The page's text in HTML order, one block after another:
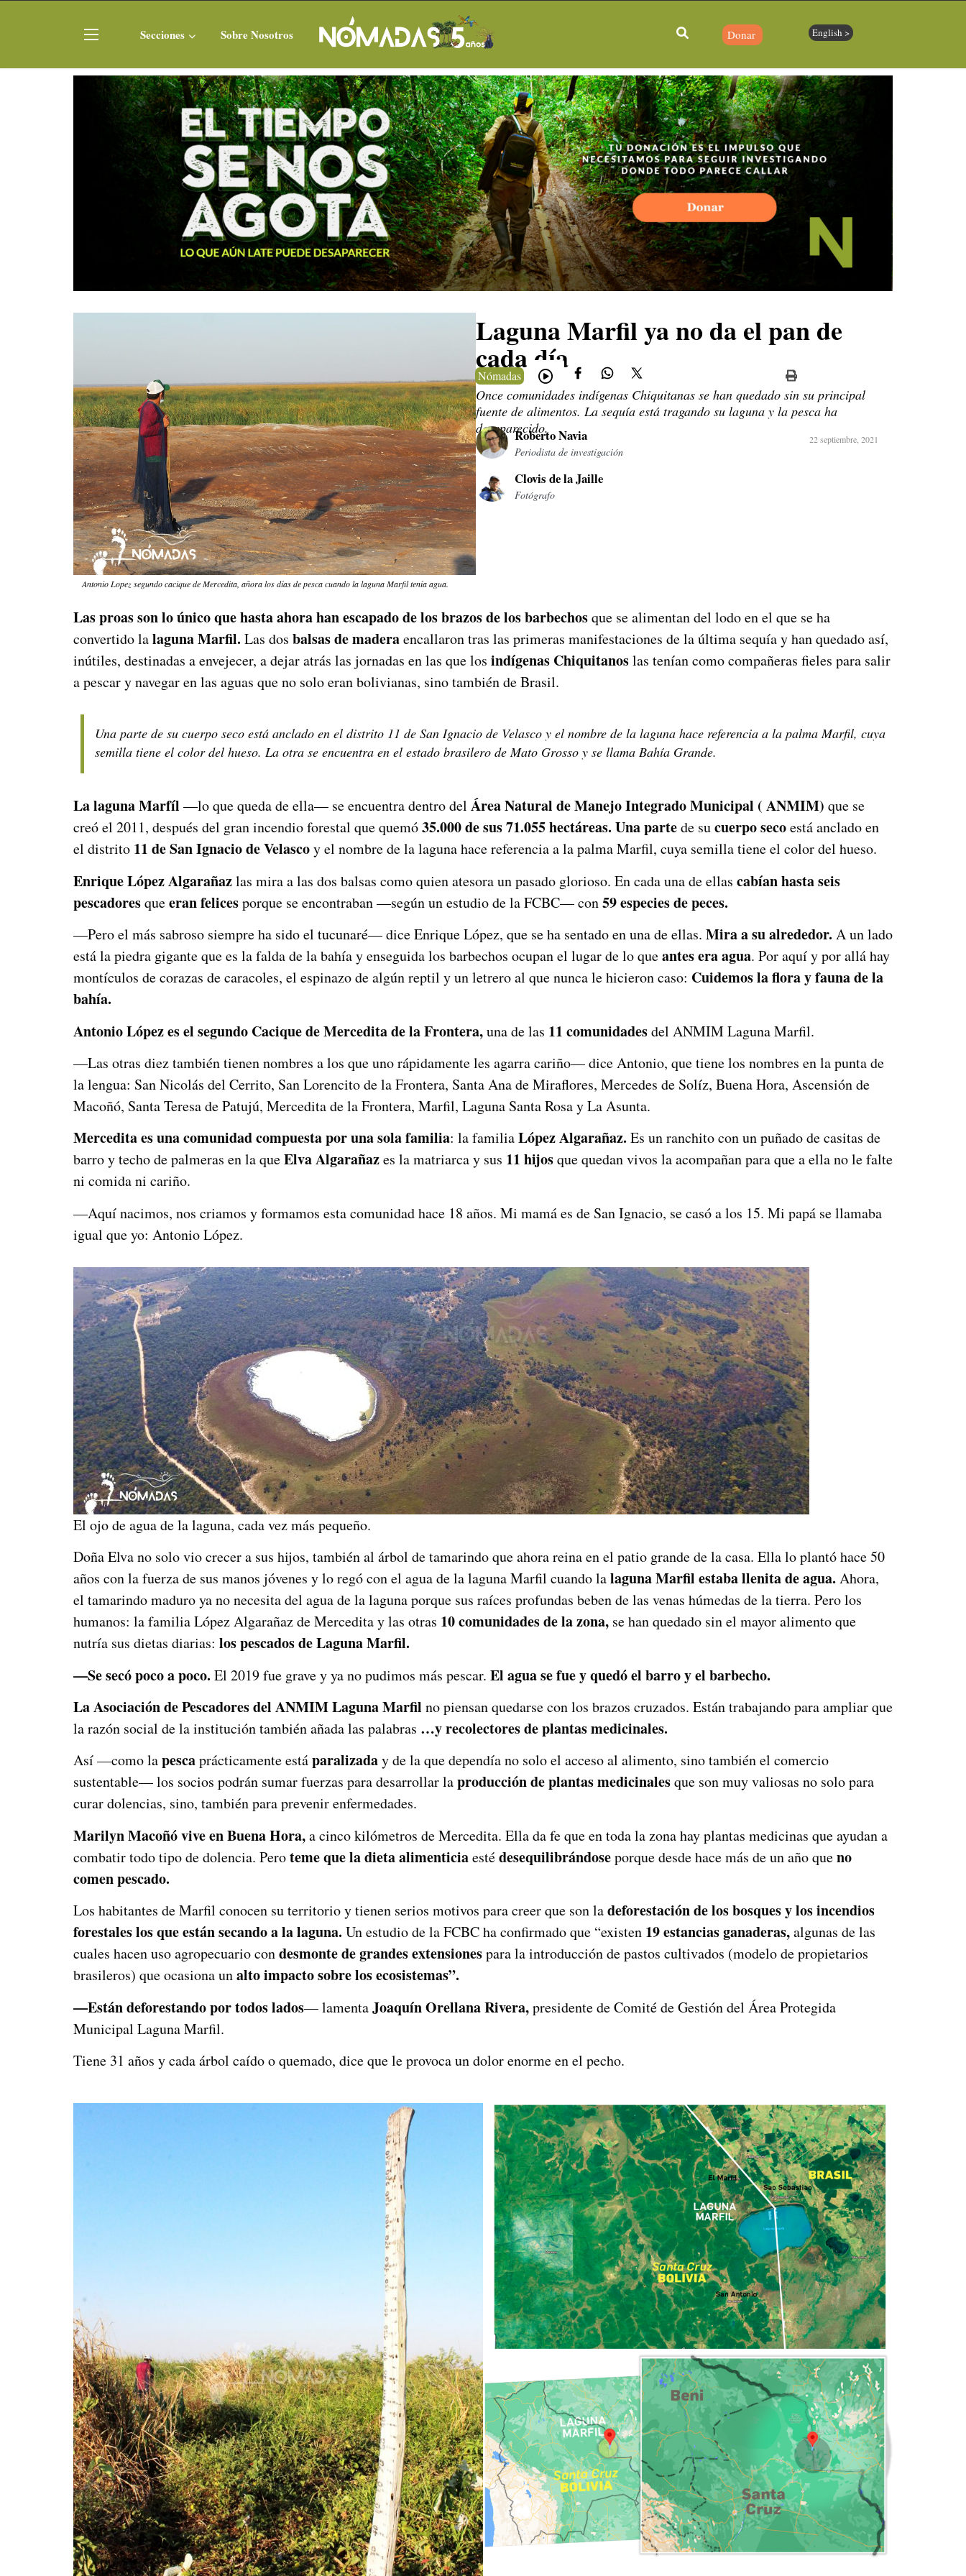
Secciones Sobre Nosotros Donar English >
Antonio Lopez segundo cacique de Mercedita, añora los días de pesca cuando la laguna Marfil tenía agua.
Laguna Marfil ya no da el pan de
cada día
Nómadas
Once comunidades indígenas Chiquitanas se han quedado sin su principal
fuente de alimentos. La sequía está tragando su laguna y la pesca ha
desaparecido.
22 septiembre, 2021
Roberto Navia
Periodista de investigación
Clovis de la Jaille
Fotógrafo
Las proas son lo único que hasta ahora han escapado de los brazos de los barbechosque se alimentan del lodo en el que se ha
convertido lalaguna Marfil. Las dos balsas de maderaencallaron tras las primeras manifestaciones de la última sequía y han quedado así,
inútiles, destinadas a envejecer, a dejar atrás las jornadas en las que los indígenas Chiquitanoslas tenían como compañeras fieles para salir
a pescar y navegar en las aguas que no solo eran bolivianas, sino también de Brasil.
Una parte de su cuerpo seco está anclado en el distrito 11 de San Ignacio de Velasco y el nombre de la laguna hace referencia a la palma Marfil, cuya
semilla tiene el color del hueso. La otra se encuentra en el estado brasilero de Mato Grosso y se llama Bahía Grande.
La laguna Marfíl —lo que queda de ella— se encuentra dentro del Área Natural de Manejo Integrado Municipal ( ANMIM) que se
creó el 2011, después del gran incendio forestal que quemó35.000 de sus 71.055 hectáreas. Una partede sucuerpo secoestá anclado en
el distrito 11 de San Ignacio de Velascoy el nombre de la laguna hace referencia a la palma Marfil, cuya semilla tiene el color del hueso.
Enrique López Algarañazlas mira a las dos balsas como quien atesora un pasado glorioso. En cada una de ellas cabían hasta seis
pescadoresqueeran felicesporque se encontraban —según un estudio de la FCBC— con59 especies de peces.
—Pero el más sabroso siempre ha sido el tucunaré— dice Enrique López, que se ha sentado en una de ellas. Mira a su alrededor. A un lado
está la piedra gigante que es la falda de la bahía y enseguida los barbechos ocupan el lugar de lo queantes era agua. Por aquí y por allá hay
montículos de corazas de caracoles, el espinazo de algún reptil y un letrero al que nunca le hicieron caso: Cuidemos la flora y fauna de la
bahía.
Antonio López es el segundo Cacique de Mercedita de la Frontera,una de las 11 comunidadesdel ANMIM Laguna Marfil.
—Las otras diez también tienen nombres a los que uno rápidamente les agarra cariño— dice Antonio, que tiene los nombres en la punta de
la lengua: San Nicolás del Cerrito, San Lorencito de la Frontera, Santa Ana de Miraflores, Mercedes de Solíz, Buena Hora, Ascensión de
Macoñó, Santa Teresa de Patujú, Mercedita de la Frontera, Marfil, Laguna Santa Rosa y La Asunta.
Mercedita es una comunidadcompuesta por una sola familia: la familiaLópez Algarañaz. Es un ranchito con un puñado de casitas de
barro y techo de palmeras en la queElva Algarañazes la matriarca y sus 11 hijosque quedan vivos la acompañan para que a ella no le falte
ni comida ni cariño.
—Aquí nacimos, nos criamos y formamos esta comunidad hace 18 años. Mi mamá es de San Ignacio, se casó a los 15. Mi papá se llamaba
igual que yo: Antonio López.
El ojo de agua de la laguna, cada vez más pequeño.
Doña Elva no solo vio crecer a sus hijos, también al árbol de tamarindo que ahora reina en el patio grande de la casa. Ella lo plantó hace 50
años con la fuerza de sus manos jóvenes y lo regó con el agua de la laguna Marfil cuando lalaguna Marfil estaba llenita de agua. Ahora,
el tamarindo maduro ya no necesita del agua de la laguna porque sus raíces profundas beben de las venas húmedas de la tierra. Pero los
humanos: la familia López Algarañaz de Mercedita y las otras 10 comunidades de la zona, se han quedado sin el mayor alimento que
nutría sus dietas diarias: los pescados de Laguna Marfil.
—Se secó poco a poco. El 2019 fue grave y ya no pudimos más pescar. El agua se fue y quedó el barro y el barbecho.
La Asociación de Pescadores del ANMIM Laguna Marfil no piensan quedarse con los brazos cruzados. Están trabajando para ampliar que
la razón social de la institución también añada las palabras …y recolectores de plantas medicinales.
Así —como lapescaprácticamente estáparalizaday de la que dependía no solo el acceso al alimento, sino también el comercio
sustentable— los socios podrán sumar fuerzas para desarrollar laproducción de plantas medicinalesque son muy valiosas no solo para
curar dolencias, sino, también para prevenir enfermedades.
Marilyn Macoñó vive en Buena Hora,a cinco kilómetros de Mercedita. Ella da fe que en toda la zona hay plantas medicinas que ayudan a
combatir todo tipo de dolencia. Peroteme que la dieta alimenticiaestédesequilibrándoseporque desde hace más de un año queno
comen pescado.
Los habitantes de Marfil conocen su territorio y tienen serios motivos para creer que son ladeforestación de los bosques y los incendios
forestales los que están secando a la laguna. Un estudio de la FCBC ha confirmado que “existen 19 estancias ganaderas,algunas de las
cuales hacen uso agropecuario condesmonte de grandes extensionespara la introducción de pastos cultivados (modelo de propietarios
brasileros) que ocasiona unalto impacto sobre los ecosistemas”.
—Están deforestando por todos lados— lamentaJoaquín Orellana Rivera,presidente de Comité de Gestión del Área Protegida
Municipal Laguna Marfil.
Tiene 31 años y cada árbol caído o quemado, dice que le provoca un dolor enorme en el pecho.